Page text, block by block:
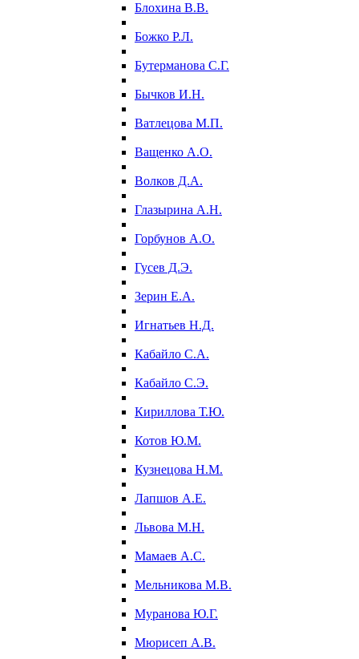
Блохина В.В.
Божко Р.Л.
Бутерманова С.Г.
Бычков И.Н.
Ватлецова М.П.
Ващенко А.О.
Волков Д.А.
Глазырина А.Н.
Горбунов А.О.
Гусев Д.Э.
Зерин Е.А.
Игнатьев Н.Д.
Кабайло С.А.
Кабайло С.Э.
Кириллова Т.Ю.
Котов Ю.М.
Кузнецова Н.М.
Лапшов А.Е.
Львова М.Н.
Мамаев А.С.
Мельникова М.В.
Муранова Ю.Г.
Мюрисеп А.В.